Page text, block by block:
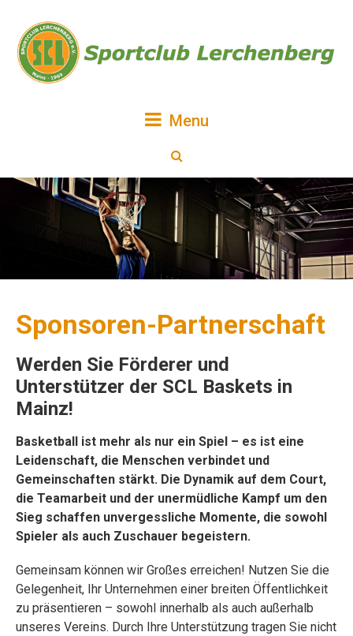
Menu
Sponsoren-Partnerschaft
Werden Sie Förderer und
Unterstützer der SCL Baskets in
Mainz!
Basketball ist mehr als nur ein Spiel – es ist eine
Leidenschaft, die Menschen verbindet und
Gemeinschaften stärkt. Die Dynamik auf dem Court,
die Teamarbeit und der unermüdliche Kampf um den
Sieg schaffen unvergessliche Momente, die sowohl
Spieler als auch Zuschauer begeistern.
Gemeinsam können wir Großes erreichen! Nutzen Sie die
Gelegenheit, Ihr Unternehmen einer breiten Öffentlichkeit
zu präsentieren – sowohl innerhalb als auch außerhalb
unseres Vereins. Durch Ihre Unterstützung tragen Sie nicht